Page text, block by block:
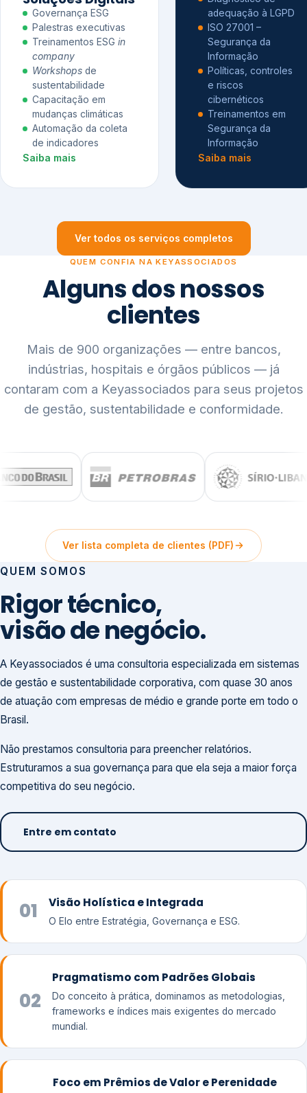
Governança ESG
Palestras executivas
Treinamentos ESG in
company
Workshops de
sustentabilidade
Capacitação em
mudanças climáticas
Automação da coleta
de indicadores
Saiba mais
adequação à LGPD
ISO 27001 –
Segurança da
Informação
Políticas, controles
e riscos
cibernéticos
Treinamentos em
Segurança da
Informação
Saiba mais
Ver todos os serviços completos
QUEM CONFIA NA KEYASSOCIADOS
Alguns dos nossos
clientes
Mais de 900 organizações — entre bancos,
indústrias, hospitais e órgãos públicos — já
contaram com a Keyassociados para seus projetos
de gestão, sustentabilidade e conformidade.
Ver lista completa de clientes (PDF)
QUEM SOMOS
Rigor técnico,
visão de negócio.
A Keyassociados é uma consultoria especializada em sistemas
de gestão e sustentabilidade corporativa, com quase 30 anos
de atuação com empresas de médio e grande porte em todo o
Brasil.
Não prestamos consultoria para preencher relatórios.
Estruturamos a sua governança para que ela seja a maior força
competitiva do seu negócio.
Entre em contato
01 Visão Holística e Integrada
O Elo entre Estratégia, Governança e ESG.
02
Pragmatismo com Padrões Globais
Do conceito à prática, dominamos as metodologias,
frameworks e índices mais exigentes do mercado
mundial.
Foco em Prêmios de Valor e Perenidade